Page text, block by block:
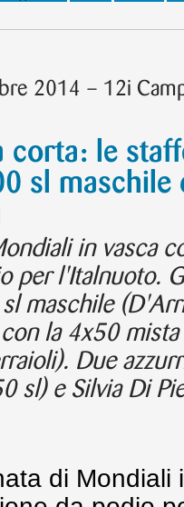
2014 – 12i
corta: le
sl maschile
in vasca
per l'Italnuoto.
maschile
la 4x50
Due
sl) e Silvia Di
di Mondiali